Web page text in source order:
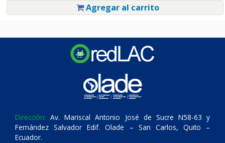
Agregar al carrito
Dirección: Av. Mariscal Antonio José de Sucre N58-63 y
Fernández Salvador Edif. Olade – San Carlos, Quito –
Ecuador.